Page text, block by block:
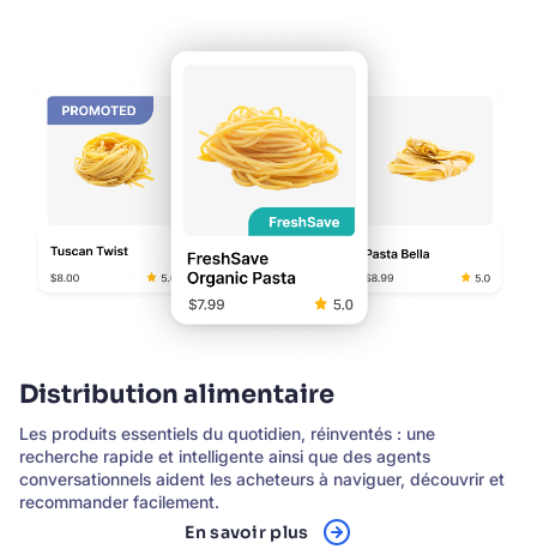
Distribution alimentaire
Les produits essentiels du quotidien, réinventés : une
recherche rapide et intelligente ainsi que des agents
conversationnels aident les acheteurs à naviguer, découvrir et
recommander facilement.
En savoir plus